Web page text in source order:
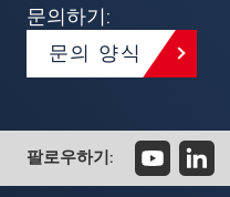
문의하기:
문의 양식
팔로우하기: